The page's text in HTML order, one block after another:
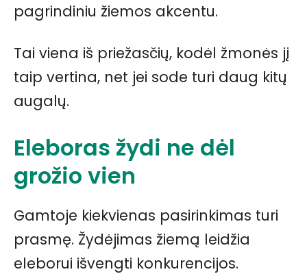
pagrindiniu žiemos akcentu.
Tai viena iš priežasčių, kodėl žmonės jį
taip vertina, net jei sode turi daug kitų
augalų.
Eleboras žydi ne dėl
grožio vien
Gamtoje kiekvienas pasirinkimas turi
prasmę. Žydėjimas žiemą leidžia
eleborui išvengti konkurencijos.